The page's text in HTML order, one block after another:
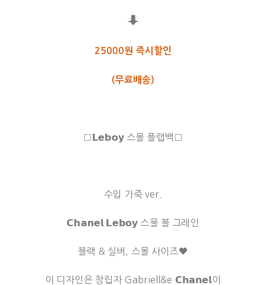
⬇
25000원 즉시할인
(무료배송)
□𝗟𝗲𝗯𝗼𝘆 스몰 플랩백□
수입 가죽 ver.
𝗖𝗵𝗮𝗻𝗲𝗹 𝗟𝗲𝗯𝗼𝘆 스몰 볼 그레인
블랙 & 실버, 스몰 사이즈🖤
이 디자인은 창립자 Gabriell&e 𝗖𝗵𝗮𝗻𝗲𝗹이